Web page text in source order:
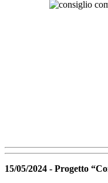
15/05/2024 - Progetto